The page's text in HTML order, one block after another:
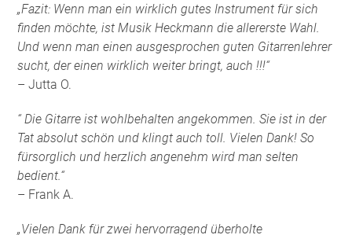
„Fazit: Wenn man ein wirklich gutes Instrument für sich
finden möchte, ist Musik Heckmann die allererste Wahl.
Und wenn man einen ausgesprochen guten Gitarrenlehrer
sucht, der einen wirklich weiter bringt, auch !!!“
– Jutta O.
“ Die Gitarre ist wohlbehalten angekommen. Sie ist in der
Tat absolut schön und klingt auch toll. Vielen Dank! So
fürsorglich und herzlich angenehm wird man selten
bedient.“
– Frank A.
„Vielen Dank für zwei hervorragend überholte